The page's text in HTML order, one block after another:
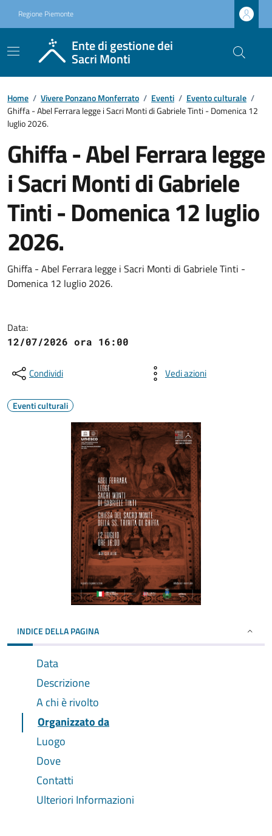
Regione Piemonte
Ente di gestione dei
Sacri Monti
Home / Vivere Ponzano Monferrato / Eventi / Evento culturale /
Ghiffa - Abel Ferrara legge i Sacri Monti di Gabriele Tinti - Domenica 12
luglio 2026.
Ghiffa - Abel Ferrara legge
i Sacri Monti di Gabriele
Tinti - Domenica 12 luglio
2026.
Ghiffa - Abel Ferrara legge i Sacri Monti di Gabriele Tinti -
Domenica 12 luglio 2026.
Data:
12/07/2026 ora 16:00
Condividi Vedi azioni
Eventi culturali
INDICE DELLA PAGINA
Data
Descrizione
A chi è rivolto
Organizzato da
Luogo
Dove
Contatti
Ulteriori Informazioni